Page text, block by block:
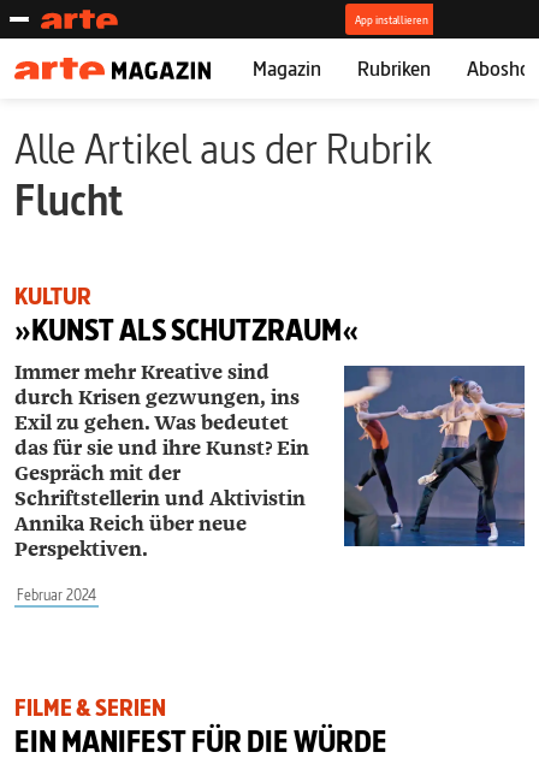
Magazin Rubriken
Alle Artikel aus der Rubrik
Flucht
KULTUR
»KUNST ALS SCHUTZRAUM«
Immer mehr Kreative sind
durch Krisen gezwungen, ins
Exil zu gehen. Was bedeutet
das für sie und ihre Kunst? Ein
Gespräch mit der
Schriftstellerin und Aktivistin
Annika Reich über neue
Perspektiven.
Februar 2024
FILME & SERIEN
EIN MANIFEST FÜR DIE WÜRDE